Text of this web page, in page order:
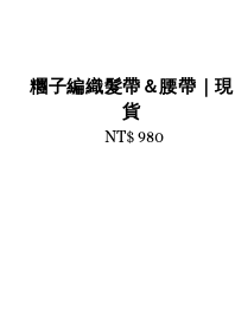
糰子編織髮帶＆腰帶｜現
貨
Regular
NT$ 980